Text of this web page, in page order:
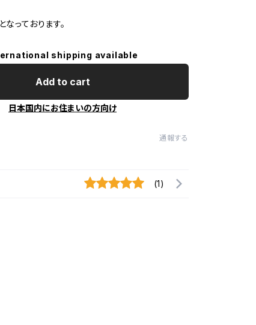
っております。
shipping available
Add to cart
日本国内にお住まいの方向け
通報する
(1)